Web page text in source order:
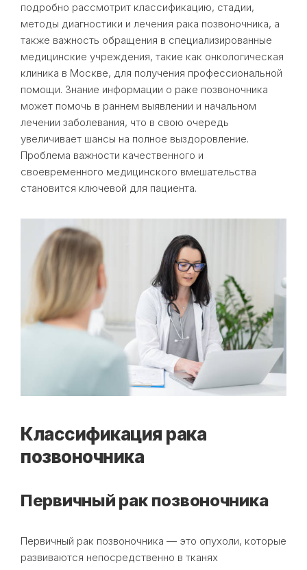
подробно рассмотрит классификацию, стадии,
методы диагностики и лечения рака позвоночника, а
также важность обращения в специализированные
медицинские учреждения, такие как онкологическая
клиника в Москве, для получения профессиональной
помощи. Знание информации о раке позвоночника
может помочь в раннем выявлении и начальном
лечении заболевания, что в свою очередь
увеличивает шансы на полное выздоровление.
Проблема важности качественного и
своевременного медицинского вмешательства
становится ключевой для пациента.
Классификация рака
позвоночника
Первичный рак позвоночника
Первичный рак позвоночника — это опухоли, которые
развиваются непосредственно в тканях